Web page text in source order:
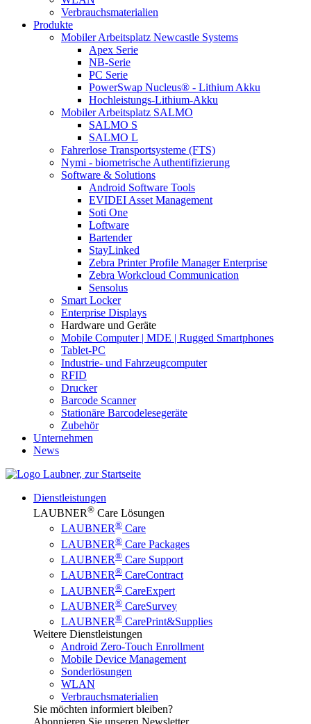
Verbrauchsmaterialien
Produkte
Mobiler Arbeitsplatz Newcastle Systems
Apex Serie
NB-Serie
PC Serie
PowerSwap Nucleus® - Lithium Akku
Hochleistungs-Lithium-Akku
Mobiler Arbeitsplatz SALMO
SALMO S
SALMO L
Fahrerlose Transportsysteme (FTS)
Nymi - biometrische Authentifizierung
Software & Solutions
Android Software Tools
EVIDEI Asset Management
Soti One
Loftware
Bartender
StayLinked
Zebra Printer Profile Manager Enterprise
Zebra Workcloud Communication
Sensolus
Smart Locker
Enterprise Displays
Hardware und Geräte
Mobile Computer | MDE | Rugged Smartphones
Tablet-PC
Industrie- und Fahrzeugcomputer
RFID
Drucker
Barcode Scanner
Stationäre Barcodelesegeräte
Zubehör
Unternehmen
News
Dienstleistungen
LAUBNER® Care Lösungen
LAUBNER® Care
LAUBNER® Care Packages
LAUBNER® Care Support
LAUBNER® CareContract
LAUBNER® CareExpert
LAUBNER® CareSurvey
LAUBNER® CarePrint&Supplies
Weitere Dienstleistungen
Android Zero-Touch Enrollment
Mobile Device Management
Sonderlösungen
WLAN
Verbrauchsmaterialien
Sie möchten informiert bleiben?